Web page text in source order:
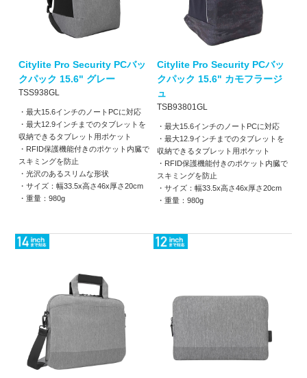
Citylite Pro Security PCバッ
クパック 15.6" グレー
TSS938GL
・最大15.6インチのノートPCに対応
・最大12.9インチまでのタブレットを
収納できるタブレット用ポケット
・RFID保護機能付きのポケット内臓で
スキミングを防止
・光沢のあるスリムな形状
・サイズ：幅33.5x高さ46x厚さ20cm
・重量：980g
Citylite Pro Security PCバッ
クパック 15.6" カモフラージ
ュ
TSB93801GL
・最大15.6インチのノートPCに対応
・最大12.9インチまでのタブレットを
収納できるタブレット用ポケット
・RFID保護機能付きのポケット内臓で
スキミングを防止
・サイズ：幅33.5x高さ46x厚さ20cm
・重量：980g